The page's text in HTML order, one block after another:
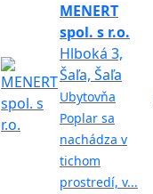
MENERT
spol. s r.o.
Hlboká 3,
Šaľa, Šaľa
Ubytovňa
Poplar sa
nachádza v
tichom
prostredí, v...